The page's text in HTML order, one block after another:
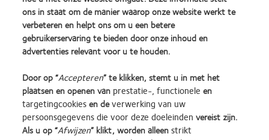
1. CVI data on file, 2015. A bilateral, prospective dispensing study evaluating the clinical
performance of Biomedics® 1 day Extra on dispensing and after 1 week of daily wear, n=40.
2. CVI data on file, 2011. Clinical study with Biomedics 1 day Extra, n=49.
3. CVI data on file, 2011. A double-masked, randomized, controlled crossover trial, n=49.
4. CVI data on file, 2024.
Learn
Learn
Learn
Learn Learn
ons in staat om de manier waarop onze website werkt te
verbeteren en helpt ons om u een betere
gebruikerservaring te bieden door onze inhoud en
advertenties relevant voor u te houden.
Door op “Accepteren” te klikken, stemt u in met het
plaatsen en openen van prestatie-, functionele en
targetingcookiesen deverwerking van uw
persoonsgegevens die voor deze doeleinden vereist zijn.
Als u op “Afwijzen” klikt, worden alleenstrikt